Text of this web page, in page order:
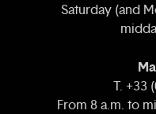
Saturday (and
T. +33
From 8 a.m. to